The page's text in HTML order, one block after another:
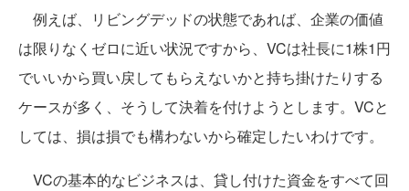
例えば、リビングデッドの状態であれば、企業の価値
は限りなくゼロに近い状況ですから、VCは社長に1株1円
でいいから買い戻してもらえないかと持ち掛けたりする
ケースが多く、そうして決着を付けようとします。VCと
しては、損は損でも構わないから確定したいわけです。
VCの基本的なビジネスは、貸し付けた資金をすべて回